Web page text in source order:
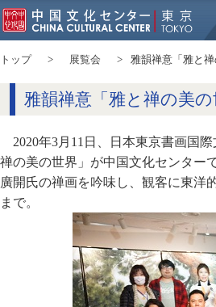
トップ 展覧会 雅韻禅意「雅と
雅韻禅意「雅と禅の美
2020年3月11日、日本東京書画国
禅の美の世界」が中国文化センター
廣開氏の禅画を吟味し、観客に東洋
まで。